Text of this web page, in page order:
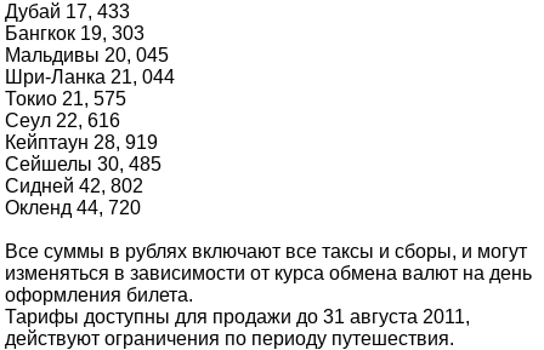
Дубай 17, 433
Бангкок 19, 303
Мальдивы 20, 045
Шри-Ланка 21, 044
Токио 21, 575
Сеул 22, 616
Кейптаун 28, 919
Сейшелы 30, 485
Сидней 42, 802
Окленд 44, 720
Все суммы в рублях включают все таксы и сборы, и могут
изменяться в зависимости от курса обмена валют на день
оформления билета.
Тарифы доступны для продажи до 31 августа 2011,
действуют ограничения по периоду путешествия.